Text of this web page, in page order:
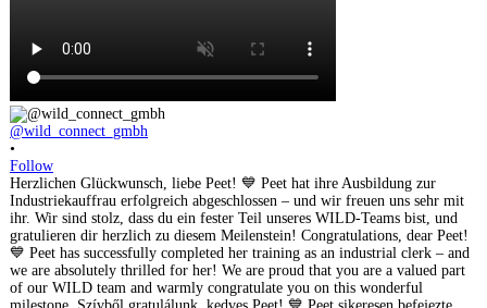
@wild_connect_gmbh
•
Follow
Herzlichen Glückwunsch, liebe Peet! 💙 Peet hat ihre Ausbildung zur
Industriekauffrau erfolgreich abgeschlossen – und wir freuen uns sehr mit
ihr. Wir sind stolz, dass du ein fester Teil unseres WILD-Teams bist, und
gratulieren dir herzlich zu diesem Meilenstein! Congratulations, dear Peet!
💙 Peet has successfully completed her training as an industrial clerk – and
we are absolutely thrilled for her! We are proud that you are a valued part
of our WILD team and warmly congratulate you on this wonderful